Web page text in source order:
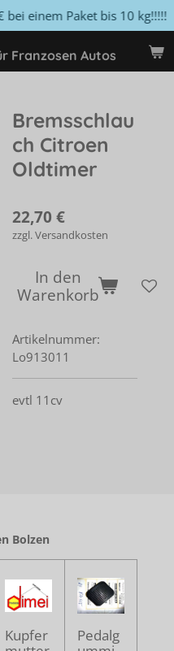
Franzosen Autos
bei einem Paket bis 10 kg!!!!!
Bremsschlau
ch Citroen
Oldtimer
22,70 €
zzgl. Versandkosten
In den
Warenkorb
Artikelnummer:
Lo913011
evtl 11cv
Bolzen
Kupfer
Pedalg